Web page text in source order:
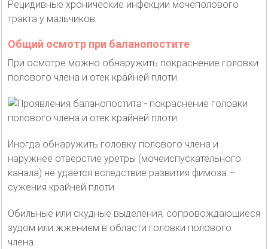
Рецидивные хронические инфекции мочеполового
тракта у мальчиков.
Общий осмотр при баланопостите
При осмотре можно обнаружить покраснение головки
полового члена и отек крайней плоти.
Иногда обнаружить головку полового члена и
наружнее отверстие уретры (мочеиспускательного
канала) не удается вследствие развития фимоза –
сужения крайней плоти.
Обильные или скудные выделения, сопровождающиеся
зудом или жжением в области головки полового
члена.